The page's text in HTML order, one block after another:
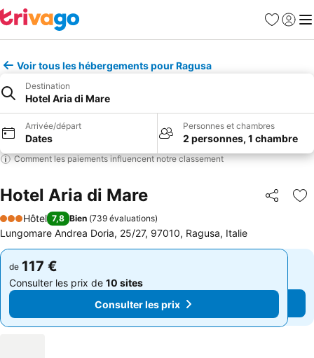
Favoris
Se
Voir tous les hébergements pour Ragusa
Destination
Hotel Aria di Mare
Arrivée/départ
Dates
Personnes et chambres
2 personnes, 1 chambre
Comment les paiements influencent notre classement
Hotel Aria di Mare Partager
3 Étoiles
Hôtel 7,8 Bien (739 évaluations)
Lungomare Andrea Doria, 25/27, 97010, Ragusa, Italie
de 117 €
Consulter les prix de 10 sites
Consulter les prix
de 117 €
Consulter les prix de 10 sites
Consulter les prix